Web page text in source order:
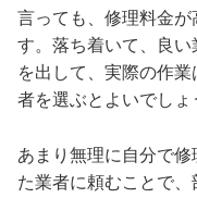
言っても、修理料金
す。落ち着いて、良い
を出して、実際の作
者を選ぶとよいでしょ
あまり無理に自分で
た業者に頼むことで